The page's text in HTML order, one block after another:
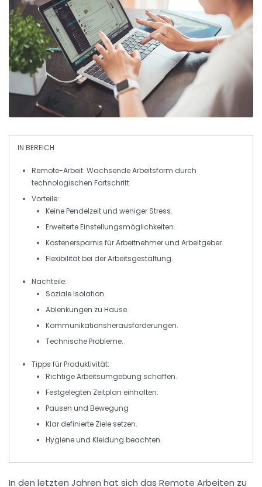
IN BEREICH
Remote-Arbeit: Wachsende Arbeitsform durch
technologischen Fortschritt.
Vorteile:
KeinePendelzeitund weniger Stress.
ErweiterteEinstellungsmöglichkeiten.
Kostenersparnis fürArbeitnehmerund Arbeitgeber.
Flexibilität bei derArbeitsgestaltung.
Nachteile:
SozialeIsolation.
Ablenkungen zu Hause.
Kommunikationsherausforderungen.
TechnischeProbleme.
Tipps für Produktivität:
RichtigeArbeitsumgebung schaffen.
Festgelegten Zeitplan einhalten.
Pausen und Bewegung
Klar definierte Ziele setzen.
Hygieneund Kleidung beachten.
In den letzten Jahren hat sich das Remote Arbeiten zu